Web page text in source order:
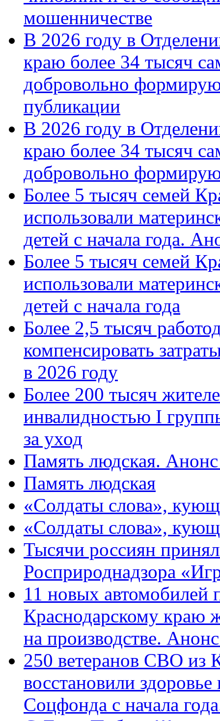
мошенничестве
В 2026 году в
краю более 34 тысяч
добровольно
публикации
В 2026 году в
краю более 34 тысяч
добровольно
Более 5 тысяч семей
использовали
детей с начала года.
Более 5 тысяч семей
использовали
детей с начала года
Более 2,5 тысяч
компенсировать
в 2026 году
Более 200 тысяч
инвалидностью I
за уход
Память людская.
Память людская
«Солдаты слова»,
«Солдаты слова»,
Тысячи россиян
Росприроднадзора
11 новых автомобилей
Краснодарскому краю
на производстве.
250 ветеранов СВО из
восстановили
Соцфонда с начала